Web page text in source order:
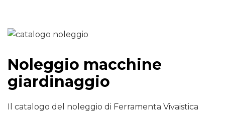
Noleggio macchine
giardinaggio
Il catalogo del noleggio di Ferramenta Vivaistica